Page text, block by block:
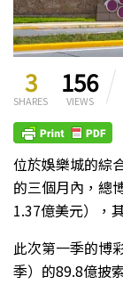
3
SHARES
156
VIEWS
位於娛樂城的綜
的三個月內，總
1.37億美元），
此次第一季的博
季）的89.8億披